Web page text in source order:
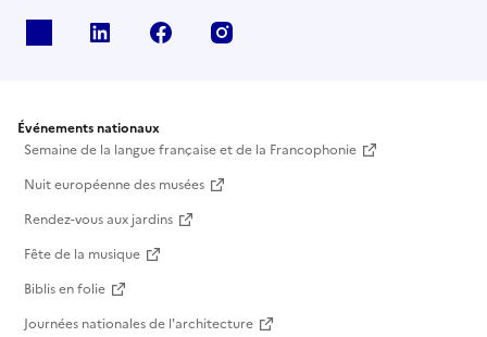
Linkedin Facebook
Événements nationaux
Semaine de la langue française et de la Francophonie
Nuit européenne des musées
Rendez-vous aux jardins
Fête de la musique
Biblis en folie
Journées nationales de l'architecture